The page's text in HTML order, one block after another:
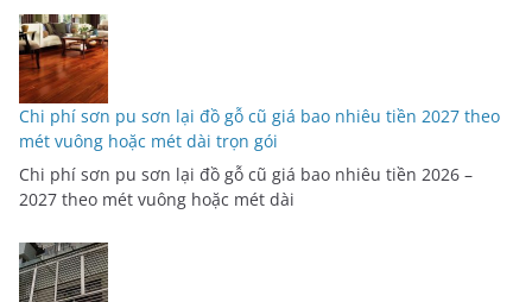
Chi phí sơn pu sơn lại đồ gỗ cũ giá bao nhiêu tiền 2027 theo
mét vuông hoặc mét dài trọn gói
Chi phí sơn pu sơn lại đồ gỗ cũ giá bao nhiêu tiền 2026 –
2027 theo mét vuông hoặc mét dài